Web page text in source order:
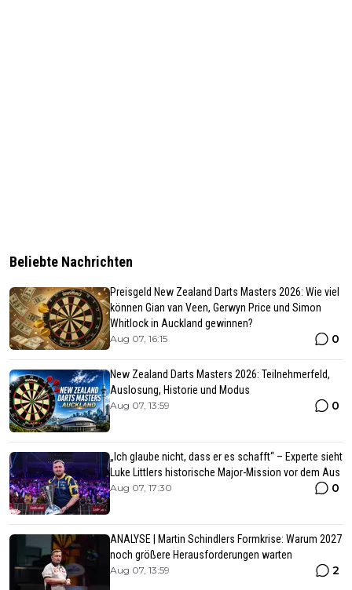
Beliebte Nachrichten
Preisgeld New Zealand Darts Masters 2026: Wie viel
können Gian van Veen, Gerwyn Price und Simon
Whitlock in Auckland gewinnen?
Aug 07, 16:15 0
New Zealand Darts Masters 2026: Teilnehmerfeld,
Auslosung, Historie und Modus
Aug 07, 13:59 0
„Ich glaube nicht, dass er es schafft“ – Experte sieht
Luke Littlers historische Major-Mission vor dem Aus
Aug 07, 17:30 0
ANALYSE | Martin Schindlers Formkrise: Warum 2027
noch größere Herausforderungen warten
Aug 07, 13:59 2